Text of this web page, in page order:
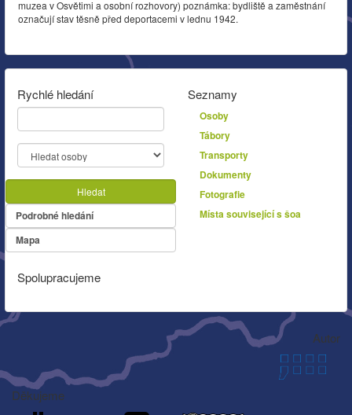
muzea v Osvětimi a osobní rozhovory) poznámka: bydliště a zaměstnání
označují stav těsně před deportacemi v lednu 1942.
Rychlé hledání
Hledat
Podrobné hledání
Mapa
Seznamy
Osoby
Tábory
Transporty
Dokumenty
Fotografie
Místa související s šoa
Spolupracujeme
Autor
Děkujeme